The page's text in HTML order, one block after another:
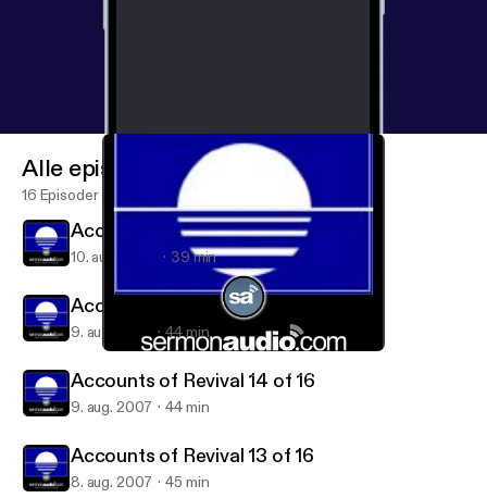
Accounts of Revival on SermonAudio
Alle episoder
16 Episoder
Accounts of Revival 16 of 16
10. aug. 2007 39 min
Accounts of Revival 15 of 16
9. aug. 2007 44 min
Accounts of Revival 14 of 16
9. aug. 2007 44 min
Accounts of Revival 13 of 16
8. aug. 2007 45 min